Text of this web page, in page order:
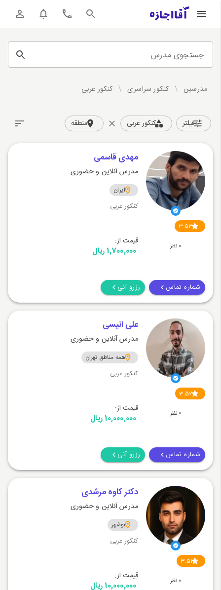
جستجوی مدرس
مدرسین / کنکور سراسری / کنکور عربی
فیلتر کنکور عربی منطقه
3.53
0 نظر
مهدی قاسمی
مدرس آنلاین و حضوری
ایران
کنکور عربی
قیمت از:
1,700,000 ریال
شماره تماس رزرو آنی
3.52
0 نظر
علی انیسی
مدرس آنلاین و حضوری
همه مناطق تهران
کنکور عربی
قیمت از:
10,000,000 ریال
شماره تماس رزرو آنی
3.51
0 نظر
دکتر کاوه مرشدی
مدرس آنلاین و حضوری
بوشهر
کنکور عربی
قیمت از:
10,000,000 ریال